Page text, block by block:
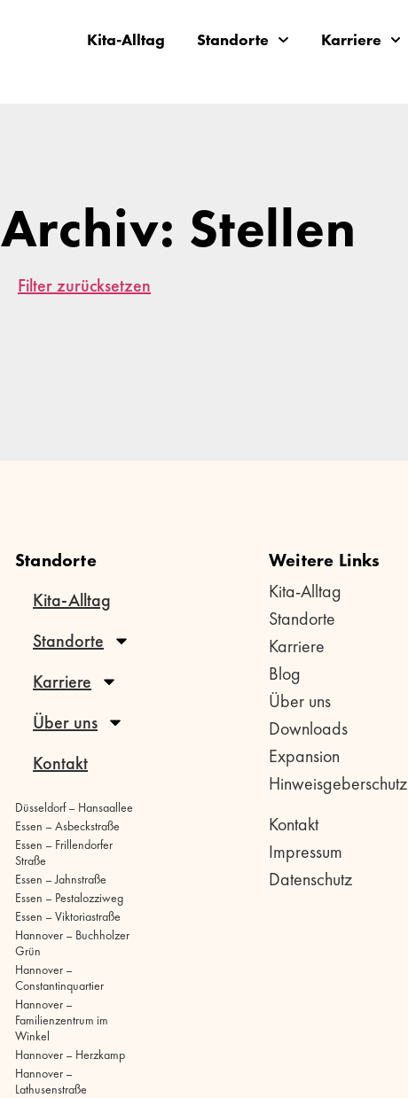
Kita-Alltag Standorte Karriere
Archiv: Stellen
Filter zurücksetzen
Standorte
Kita-Alltag
Standorte
Karriere
Über uns
Kontakt
Düsseldorf – Hansaallee
Essen – Asbeckstraße
Essen – Frillendorfer
Straße
Essen – Jahnstraße
Essen – Pestalozziweg
Essen – Viktoriastraße
Hannover – Buchholzer
Grün
Hannover –
Constantinquartier
Hannover –
Familienzentrum im
Winkel
Hannover – Herzkamp
Hannover –
Lathusenstraße
Weitere Links
Kita-Alltag
Standorte
Karriere
Blog
Über uns
Downloads
Expansion
Hinweisgeberschutz
Kontakt
Impressum
Datenschutz